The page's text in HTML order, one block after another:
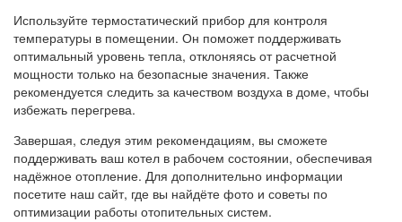
Используйте термостатический прибор для контроля
температуры в помещении. Он поможет поддерживать
оптимальный уровень тепла, отклоняясь от расчетной
мощности только на безопасные значения. Также
рекомендуется следить за качеством воздуха в доме, чтобы
избежать перегрева.
Завершая, следуя этим рекомендациям, вы сможете
поддерживать ваш котел в рабочем состоянии, обеспечивая
надёжное отопление. Для дополнительно информации
посетите наш сайт, где вы найдёте фото и советы по
оптимизации работы отопительных систем.